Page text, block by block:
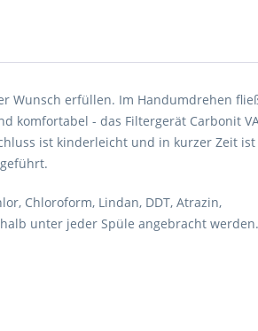
Wunsch erfüllen. Im Handumdrehen
komfortabel - das Filtergerät Carbonit
ist kinderleicht und in kurzer Zeit
Chloroform, Lindan, DDT, Atrazin,
unter jeder Spüle angebracht werden.